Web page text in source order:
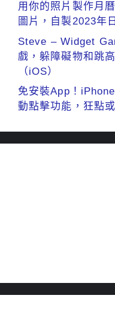
用你的照片製作月
圖片，自製2023年
Steve – Widget
戲，躲障礙物和跳
（iOS）
免安裝App！
動點擊功能，狂點或